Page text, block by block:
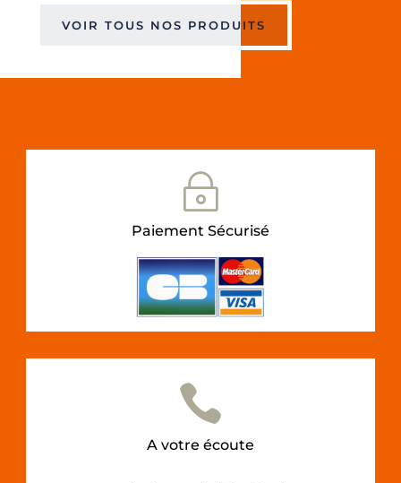
VOIR TOUS NOS PRODUITS
~
Paiement Sécurisé

A votre écoute